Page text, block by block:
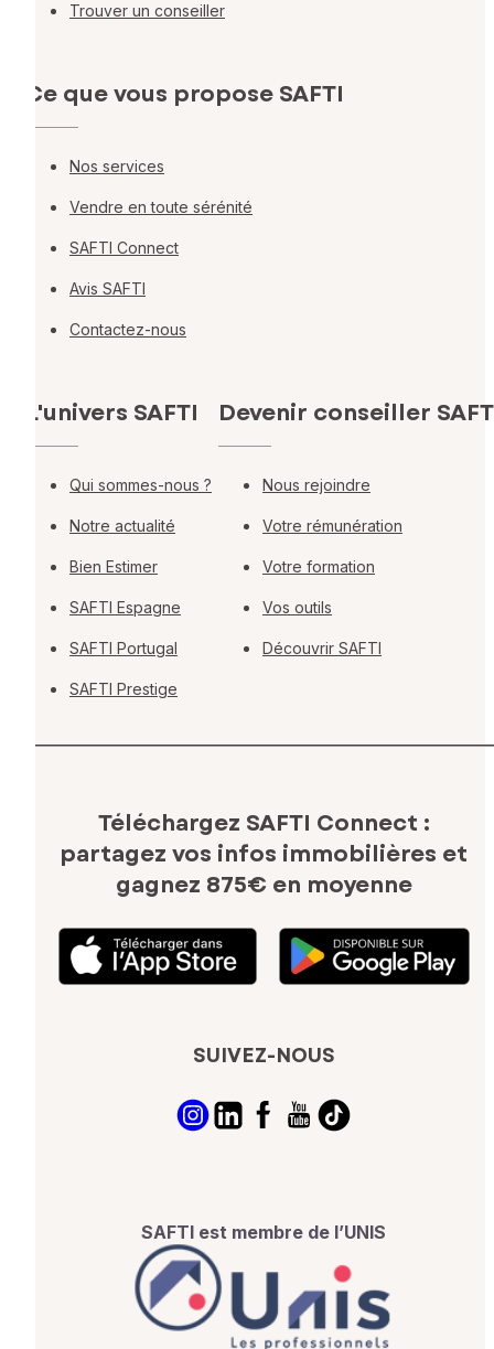
Trouver un conseiller
Ce que vous propose SAFTI
Nos services
Vendre en toute sérénité
SAFTI Connect
Avis SAFTI
Contactez-nous
L'univers SAFTI
Qui sommes-nous ?
Notre actualité
Bien Estimer
SAFTI Espagne
SAFTI Portugal
SAFTI Prestige
Devenir conseiller
Nous rejoindre
Votre rémunération
Votre formation
Vos outils
Découvrir SAFTI
Téléchargez SAFTI Connect :
partagez vos infos immobilières et
gagnez 875€ en moyenne
SUIVEZ-NOUS
SAFTI est membre de l’UNIS